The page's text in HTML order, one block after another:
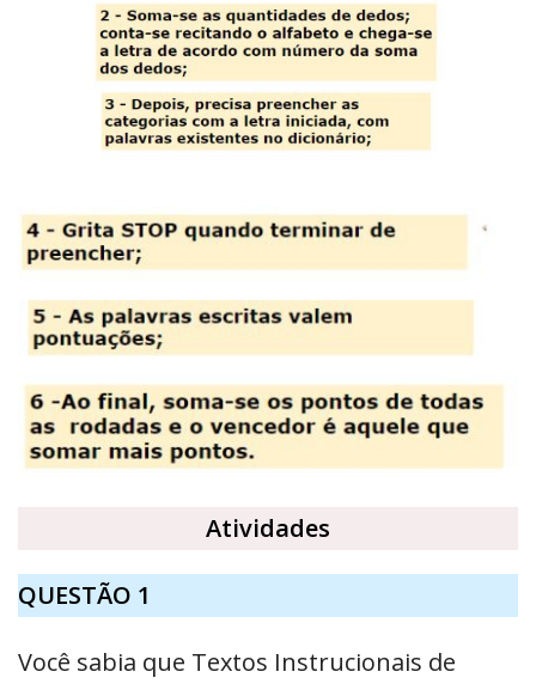
Atividades
QUESTÃO 1
Você sabia que Textos Instrucionais de